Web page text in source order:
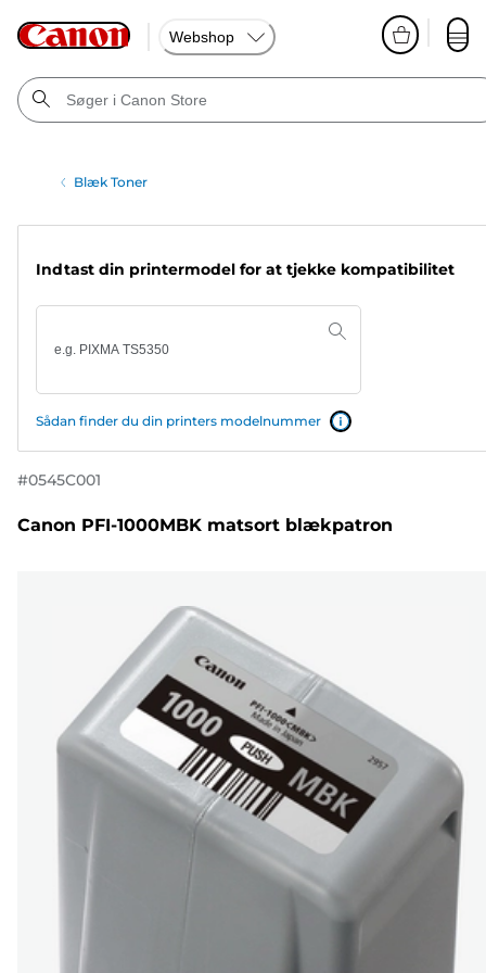
Webshop
Blæk Toner
Indtast din printermodel for at tjekke kompatibilitet
Sådan finder du din printers modelnummer
#0545C001
Canon PFI-1000MBK matsort blækpatron